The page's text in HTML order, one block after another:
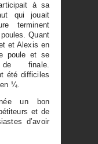
à sa
qui jouait
terminent
Quant
et Alexis en
poule et se
finale.
été difficiles
¼.
un bon
et de
d’avoir